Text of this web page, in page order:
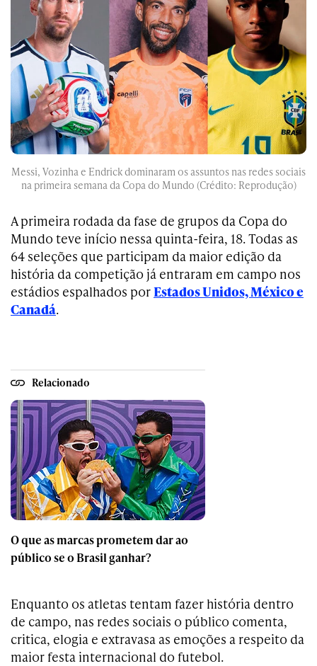
Messi, Vozinha e Endrick dominaram os assuntos nas redes sociais
na primeira semana da Copa do Mundo (Crédito: Reprodução)
A primeira rodada da fase de grupos da Copa do
Mundo teve início nessa quinta-feira, 18. Todas as
64 seleções que participam da maior edição da
história da competição já entraram em campo nos
estádios espalhados porEstados Unidos, México e
Canadá.
Relacionado
O que as marcas prometem dar ao
público se o Brasil ganhar?
Enquanto os atletas tentam fazer história dentro
de campo, nas redes sociais o público comenta,
critica, elogia e extravasa as emoções a respeito da
maior festa internacional do futebol.